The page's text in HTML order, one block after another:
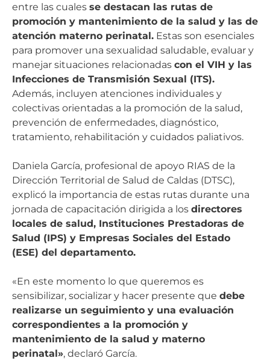
entre las cuales se destacan las rutas de
promoción y mantenimiento de la salud y las de
atención materno perinatal. Estas son esenciales
para promover una sexualidad saludable, evaluar y
manejar situaciones relacionadas con el VIH y las
Infecciones de Transmisión Sexual (ITS).
Además, incluyen atenciones individuales y
colectivas orientadas a la promoción de la salud,
prevención de enfermedades, diagnóstico,
tratamiento, rehabilitación y cuidados paliativos.
Daniela García, profesional de apoyo RIAS de la
Dirección Territorial de Salud de Caldas (DTSC),
explicó la importancia de estas rutas durante una
jornada de capacitación dirigida a los directores
locales de salud, Instituciones Prestadoras de
Salud (IPS) y Empresas Sociales del Estado
(ESE) del departamento.
«En este momento lo que queremos es
sensibilizar, socializar y hacer presente que debe
realizarse un seguimiento y una evaluación
correspondientes a la promoción y
mantenimiento de la salud y materno
perinatal», declaró García.